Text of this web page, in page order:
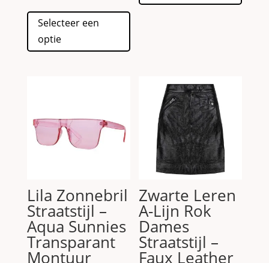
Selecteer een
optie
Dit
gekozen
worden
productpagina
Lila Zonnebril
Straatstijl –
Aqua Sunnies
Transparant
Montuur
Zwarte Leren
A-Lijn Rok
Dames
Straatstijl –
Faux Leather